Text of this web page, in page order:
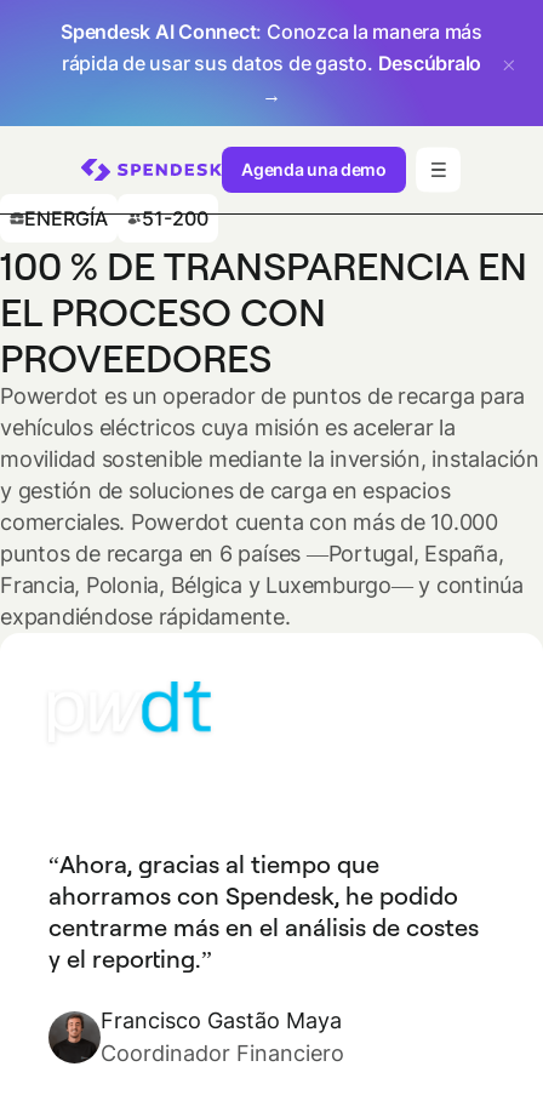
Spendesk AI Connect: Conozca la manera más
rápida de usar sus datos de gasto. Descúbralo
→
Agenda una demo
ENERGÍA 51-200
100 % DE TRANSPARENCIA EN
EL PROCESO CON
PROVEEDORES
Powerdot es un operador de puntos de recarga para
vehículos eléctricos cuya misión es acelerar la
movilidad sostenible mediante la inversión, instalación
y gestión de soluciones de carga en espacios
comerciales. Powerdot cuenta con más de 10.000
puntos de recarga en 6 países —Portugal, España,
Francia, Polonia, Bélgica y Luxemburgo— y continúa
expandiéndose rápidamente.
Ahora, gracias al tiempo que
ahorramos con Spendesk, he podido
centrarme más en el análisis de costes
y el reporting.
Francisco Gastão Maya
Coordinador Financiero